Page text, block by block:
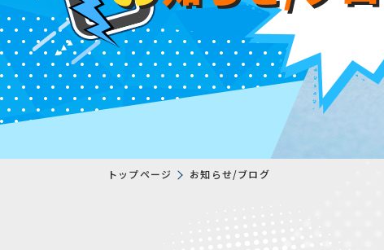
トップページ お知らせ/ブログ